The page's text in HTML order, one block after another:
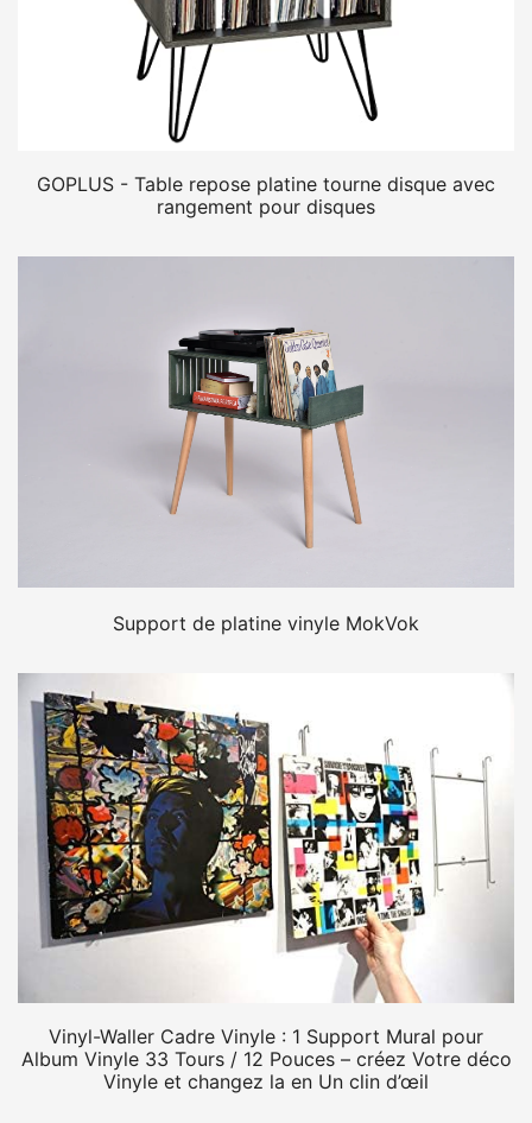
GOPLUS - Table repose platine tourne disque avec
rangement pour disques
Support de platine vinyle MokVok
Vinyl-Waller Cadre Vinyle : 1 Support Mural pour
Album Vinyle 33 Tours / 12 Pouces – créez Votre déco
Vinyle et changez la en Un clin d’œil